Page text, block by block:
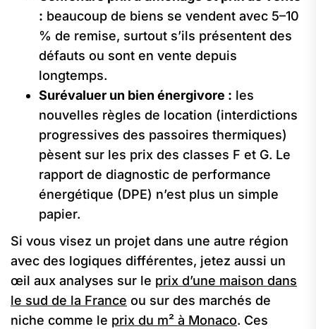
: beaucoup de biens se vendent avec 5–10
% de remise, surtout s’ils présentent des
défauts ou sont en vente depuis
longtemps.
Surévaluer un bien énergivore : les
nouvelles règles de location (interdictions
progressives des passoires thermiques)
pèsent sur les prix des classes F et G. Le
rapport de diagnostic de performance
énergétique (DPE) n’est plus un simple
papier.
Si vous visez un projet dans une autre région
avec des logiques différentes, jetez aussi un
œil aux analyses sur le prix d’une maison dans
le sud de la France ou sur des marchés de
niche comme le prix du m² à Monaco. Ces